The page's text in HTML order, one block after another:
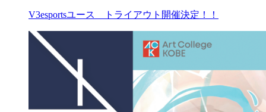
V3esportsユース トライアウト開催決定！！